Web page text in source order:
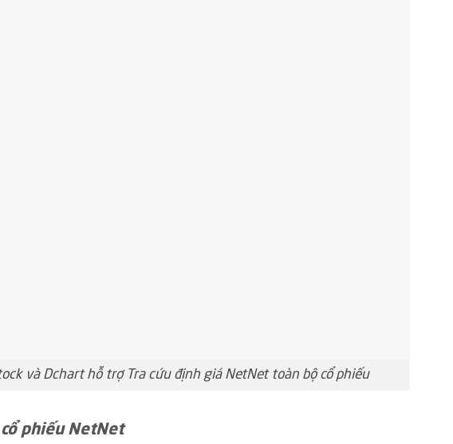
và Dchart hỗ trợ Tra cứu định giá NetNet toàn bộ cổ phiếu
phiếu NetNet